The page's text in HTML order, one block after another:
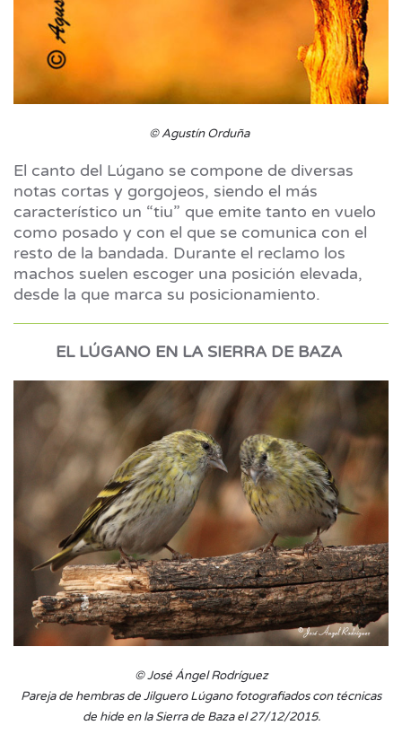
© Agustín Orduña
El canto del Lúgano se compone de diversas
notas cortas y gorgojeos, siendo el más
característico un “tiu” que emite tanto en vuelo
como posado y con el que se comunica con el
resto de la bandada. Durante el reclamo los
machos suelen escoger una posición elevada,
desde la que marca su posicionamiento.
EL LÚGANO EN LA SIERRA DE BAZA
© José Ángel Rodríguez
Pareja de hembras de Jilguero Lúgano fotografiados con técnicas
de hide en la Sierra de Baza el 27/12/2015.